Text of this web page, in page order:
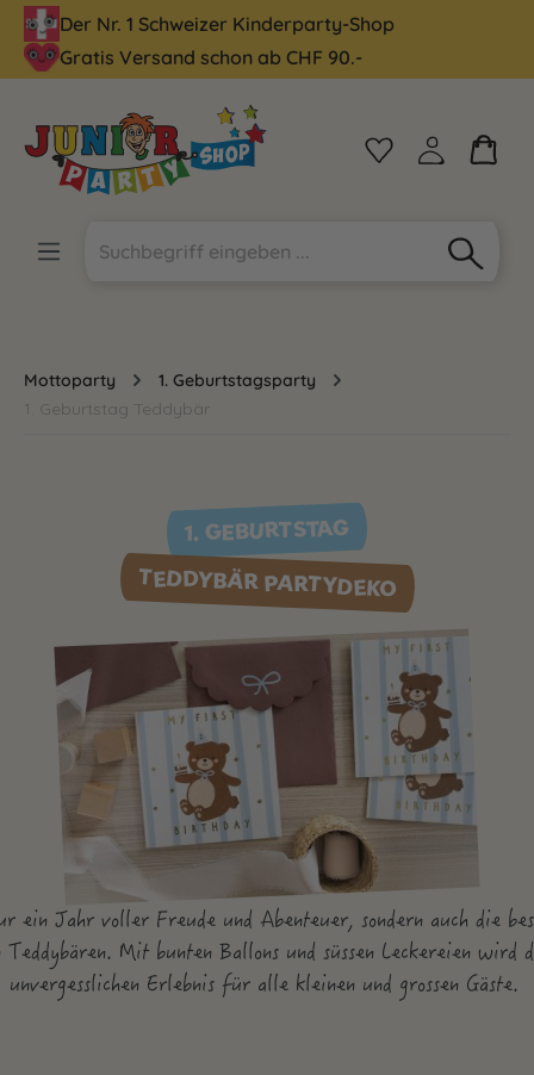
springen
Der Nr. 1 Schweizer Kinderparty-Shop
Gratis Versand schon ab CHF 90.-
Mottoparty
1. Geburtstagsparty
1. Geburtstag Teddybär
1. GEBURTSTAG
TEDDYBÄR PARTYDEKO
Jahr voller Freude und Abenteuer, sondern auch die
Teddybären. Mit bunten Ballons und süssen Leckereien
unvergesslichen Erlebnis für alle kleinen und grossen Gäste.